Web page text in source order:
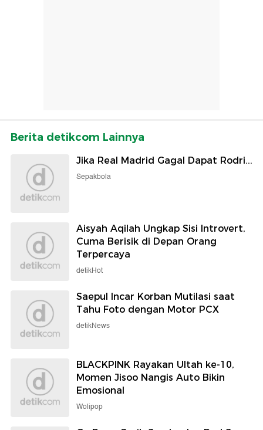
Berita detikcom Lainnya
Jika Real Madrid Gagal Dapat Rodri...
Sepakbola
Aisyah Aqilah Ungkap Sisi Introvert,
Cuma Berisik di Depan Orang
Terpercaya
detikHot
Saepul Incar Korban Mutilasi saat
Tahu Foto dengan Motor PCX
detikNews
BLACKPINK Rayakan Ultah ke-10,
Momen Jisoo Nangis Auto Bikin
Emosional
Wolipop